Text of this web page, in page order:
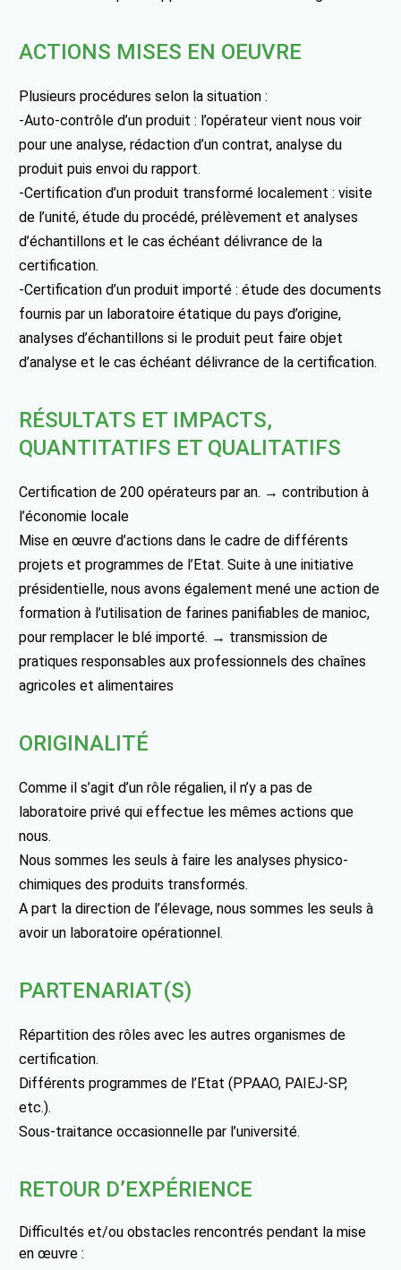
ACTIONS MISES EN OEUVRE
Plusieurs procédures selon la situation :
-Auto-contrôle d’un produit : l’opérateur vient nous voir
pour une analyse, rédaction d’un contrat, analyse du
produit puis envoi du rapport.
-Certification d’un produit transformé localement : visite
de l’unité, étude du procédé, prélèvement et analyses
d’échantillons et le cas échéant délivrance de la
certification.
-Certification d’un produit importé : étude des documents
fournis par un laboratoire étatique du pays d’origine,
analyses d’échantillons si le produit peut faire objet
d’analyse et le cas échéant délivrance de la certification.
RÉSULTATS ET IMPACTS,
QUANTITATIFS ET QUALITATIFS
Certification de 200 opérateurs par an. → contribution à
l’économie locale
Mise en œuvre d’actions dans le cadre de différents
projets et programmes de l’Etat. Suite à une initiative
présidentielle, nous avons également mené une action de
formation à l’utilisation de farines panifiables de manioc,
pour remplacer le blé importé. → transmission de
pratiques responsables aux professionnels des chaînes
agricoles et alimentaires
ORIGINALITÉ
Comme il s’agit d’un rôle régalien, il n’y a pas de
laboratoire privé qui effectue les mêmes actions que
nous.
Nous sommes les seuls à faire les analyses physico-
chimiques des produits transformés.
A part la direction de l’élevage, nous sommes les seuls à
avoir un laboratoire opérationnel.
PARTENARIAT(S)
Répartition des rôles avec les autres organismes de
certification.
Différents programmes de l’Etat (PPAAO, PAIEJ-SP,
etc.).
Sous-traitance occasionnelle par l’université.
RETOUR D’EXPÉRIENCE
Difficultés et/ou obstacles rencontrés pendant la mise
en œuvre :